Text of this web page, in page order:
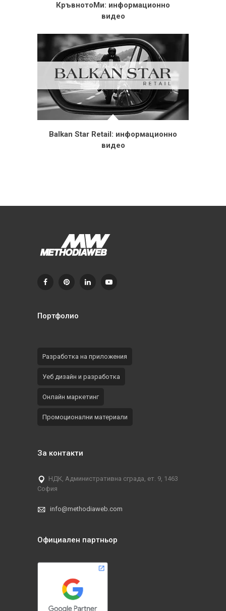
КръвнотоМи: информационно
видео
Balkan Star Retail: информационно
видео
Портфолио
Разработка на приложения
Уеб дизайн и разработка
Онлайн маркетинг
Промоционални материали
За контакти
НДК, Административна сграда, ет. 9, 1463
София
info@methodiaweb.com
Официален партньор